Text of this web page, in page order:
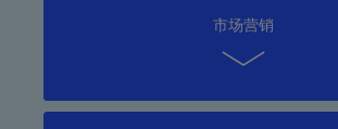
市场营销